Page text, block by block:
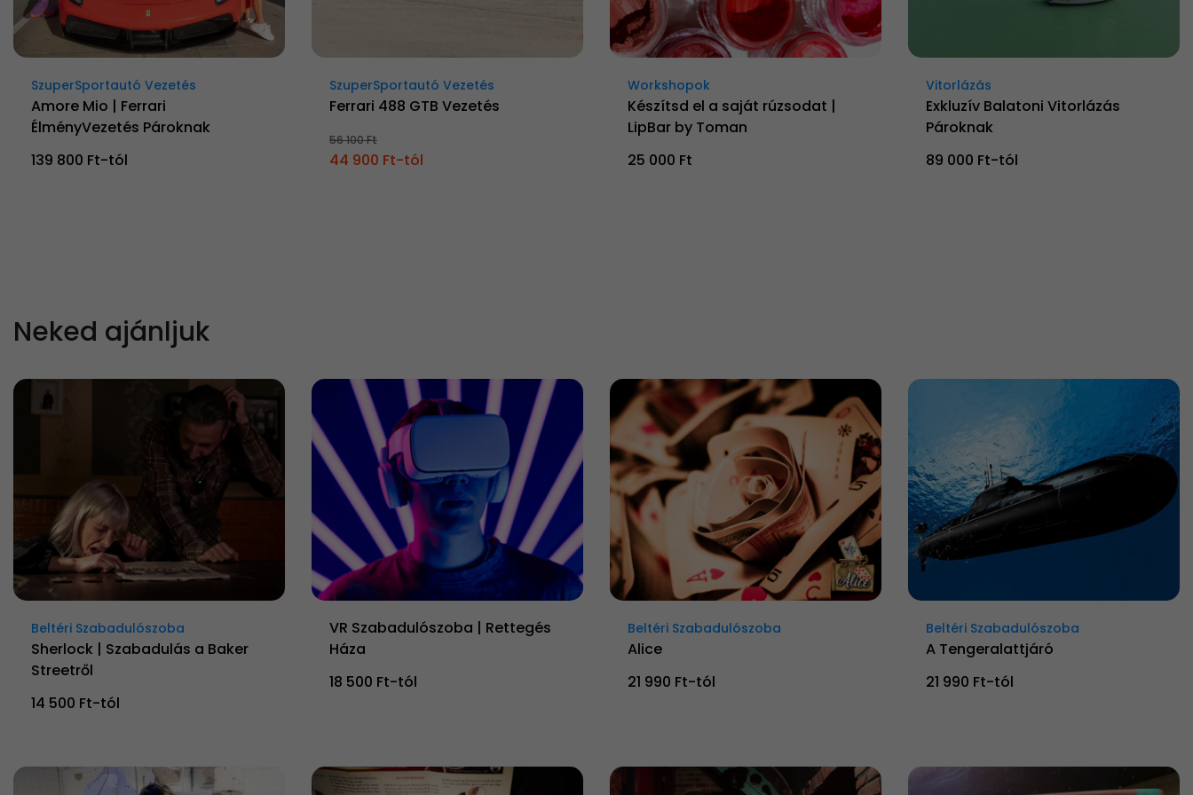
SzuperSportautó Vezetés
Amore Mio | Ferrari
ÉlményVezetés Pároknak
139 800 Ft-tól
SzuperSportautó Vezetés
Ferrari 488 GTB Vezetés
56 100 Ft
44 900 Ft-tól
Workshopok
Készítsd el a saját rúzsodat |
LipBar by Toman
25 000 Ft
Vitorlázás
Exkluzív Balatoni Vitorlázás
Pároknak
89 000 Ft-tól
Neked ajánljuk
Beltéri Szabadulószoba
Sherlock | Szabadulás a Baker
Streetről
14 500 Ft-tól
VR Szabadulószoba | Rettegés
Háza
18 500 Ft-tól
Beltéri Szabadulószoba
Alice
21 990 Ft-tól
Beltéri Szabadulószoba
A Tengeralattjáró
21 990 Ft-tól